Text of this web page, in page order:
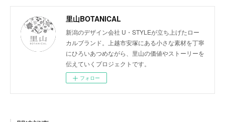
里山BOTANICAL
新潟のデザイン会社 U・STYLEが立ち上げたロー
カルブランド。上越市安塚にある小さな素材を丁寧
にひろいあつめながら、里山の価値やストーリーを
伝えていくプロジェクトです。
フォロー